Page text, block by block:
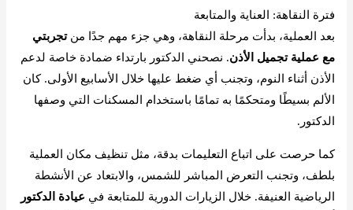
فترة النقاهة: العناية والمتابعة
بعد العملية، بدأت مرحلة النقاهة، وهي جزء مهم جدًا منتجربتي
مع عملية تجميل الأذن. نصحني الدكتور بارتداء ضمادة خاصة لدعم
الأذن أثناء النوم، وتجنب أي ضغط عليها خلال الأسابيع الأولى. كان
الألم بسيطًا ومتحكمًا به تمامًا باستخدام المسكنات التي وصفها
الدكتور.
كما حرصت على اتباع التعليمات بدقة، مثل تنظيف مكان العملية
بلطف، وتجنب التعرض المباشر للشمس، والابتعاد عن الأنشطة
الرياضية العنيفة. خلال الزيارات الدورية للمتابعة في عيادة الدكتور